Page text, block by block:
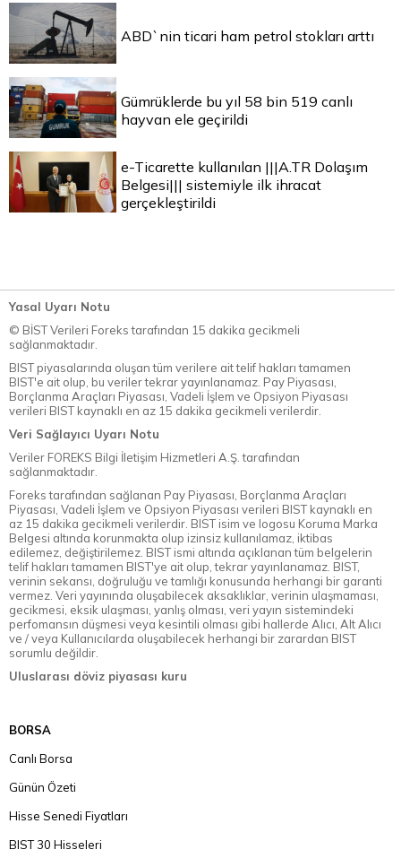
ABD`nin ticari ham petrol stokları arttı
Gümrüklerde bu yıl 58 bin 519 canlı
hayvan ele geçirildi
e-Ticarette kullanılan |||A.TR Dolaşım
Belgesi||| sistemiyle ilk ihracat
gerçekleştirildi
Yasal Uyarı Notu
© BİST Verileri Foreks tarafından 15 dakika gecikmeli
sağlanmaktadır.
BIST piyasalarında oluşan tüm verilere ait telif hakları tamamen
BIST'e ait olup, bu veriler tekrar yayınlanamaz. Pay Piyasası,
Borçlanma Araçları Piyasası, Vadeli İşlem ve Opsiyon Piyasası
verileri BIST kaynaklı en az 15 dakika gecikmeli verilerdir.
Veri Sağlayıcı Uyarı Notu
Veriler FOREKS Bilgi İletişim Hizmetleri A.Ş. tarafından
sağlanmaktadır.
Foreks tarafından sağlanan Pay Piyasası, Borçlanma Araçları
Piyasası, Vadeli İşlem ve Opsiyon Piyasası verileri BIST kaynaklı en
az 15 dakika gecikmeli verilerdir. BIST isim ve logosu Koruma Marka
Belgesi altında korunmakta olup izinsiz kullanılamaz, iktibas
edilemez, değiştirilemez. BIST ismi altında açıklanan tüm belgelerin
telif hakları tamamen BIST'ye ait olup, tekrar yayınlanamaz. BIST,
verinin sekansı, doğruluğu ve tamlığı konusunda herhangi bir garanti
vermez. Veri yayınında oluşabilecek aksaklıklar, verinin ulaşmaması,
gecikmesi, eksik ulaşması, yanlış olması, veri yayın sistemindeki
perfomansın düşmesi veya kesintili olması gibi hallerde Alıcı, Alt Alıcı
ve / veya Kullanıcılarda oluşabilecek herhangi bir zarardan BIST
sorumlu değildir.
Uluslarası döviz piyasası kuru
BORSA
Canlı Borsa
Günün Özeti
Hisse Senedi Fiyatları
BIST 30 Hisseleri